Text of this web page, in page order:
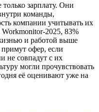
зарплату. Они
команды,
компании учитывать их
2025, 83%
и работой выше
офер, если
не совпадут с их
могли прочувствовать
её оценивают уже на